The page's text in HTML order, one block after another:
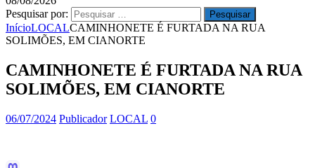
Pesquisar por:
InícioLOCALCAMINHONETE É FURTADA NA RUA
SOLIMÕES, EM CIANORTE
CAMINHONETE É FURTADA NA RUA
SOLIMÕES, EM CIANORTE
06/07/2024 Publicador LOCAL 0